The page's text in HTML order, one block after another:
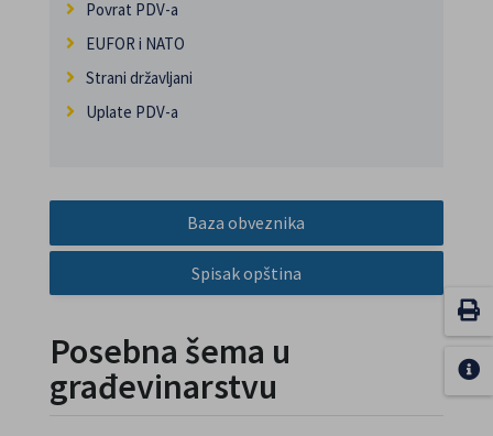
Povrat PDV-a
EUFOR i NATO
Strani državljani
Uplate PDV-a
Baza obveznika
Spisak opština
Posebna šema u
građevinarstvu